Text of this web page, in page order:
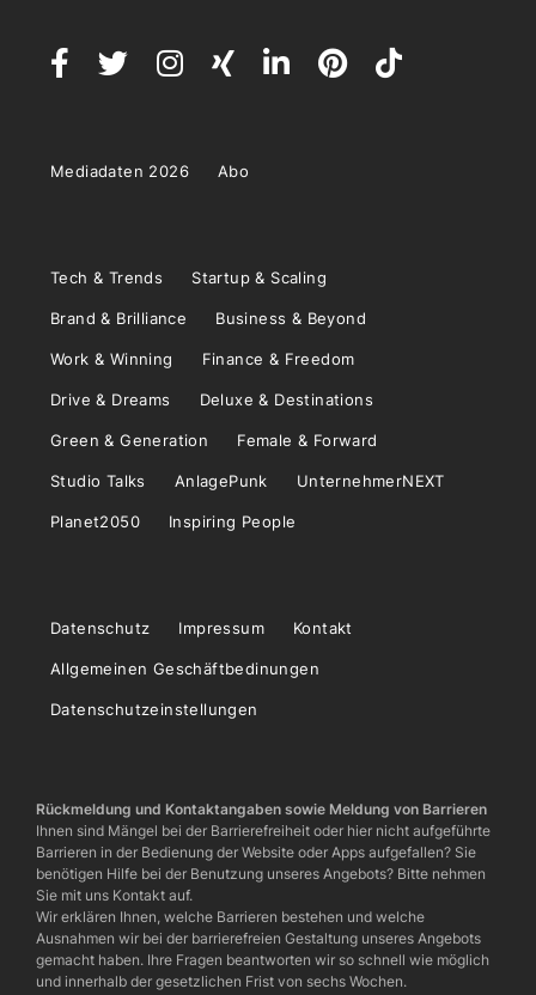
Mediadaten 2026 Abo
Tech & Trends Startup & Scaling
Brand & Brilliance Business & Beyond
Work & Winning Finance & Freedom
Drive & Dreams Deluxe & Destinations
Green & Generation Female & Forward
Studio Talks AnlagePunk UnternehmerNEXT
Planet2050 Inspiring People
Datenschutz Impressum Kontakt
Allgemeinen Geschäftbedinungen
Datenschutzeinstellungen
Rückmeldung und Kontaktangaben sowie Meldung von Barrieren
Ihnen sind Mängel bei der Barrierefreiheit oder hier nicht aufgeführte
Barrieren in der Bedienung der Website oder Apps aufgefallen? Sie
benötigen Hilfe bei der Benutzung unseres Angebots? Bitte nehmen
Sie mit uns Kontakt auf.
Wir erklären Ihnen, welche Barrieren bestehen und welche
Ausnahmen wir bei der barrierefreien Gestaltung unseres Angebots
gemacht haben. Ihre Fragen beantworten wir so schnell wie möglich
und innerhalb der gesetzlichen Frist von sechs Wochen.